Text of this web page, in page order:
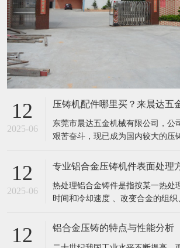
12
2025-06
东莞市晨达五金机械有限公司，公
艰苦奋斗，现已成为国内较大的压
择的知名压铸机配件品牌。本厂技
大型精密镗床、大型平面磨床（大
车床、CNC、电脑线切割、精密车
12
2025-06
热处理铝合金铸件是指按某一热处
时间和冷却速度 、改变合金的组织
性能，获得尺寸的稳定性，改善加
12 铝合金压铸的特点与性能分析